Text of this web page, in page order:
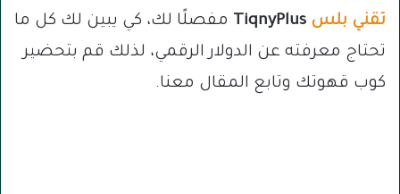
تقني بلس
مفصلًا لك، كي يبين لك كل ما
تحتاج معرفته عن الدولار الرقمي، لذلك قم بتحضير
كوب قهوتك وتابع المقال معنا.